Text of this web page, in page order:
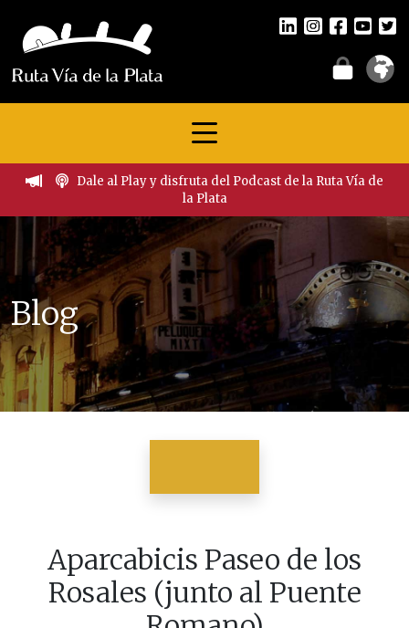
Dale al Play y disfruta del Podcast de la Ruta Vía de
la Plata
Blog
Aparcabicis Paseo de los
Rosales (junto al Puente